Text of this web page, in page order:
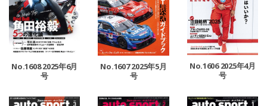
No.1608 2025年6月
号
No.1607 2025年5月
号
No.1606 2025年4月
号